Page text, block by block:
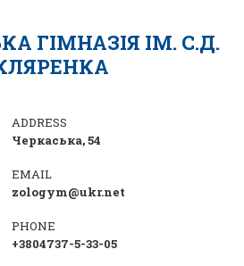
ГІМНАЗІЯ ІМ. С.Д.
Черкаська, 54
zologym@ukr.net
+3804737-5-33-05